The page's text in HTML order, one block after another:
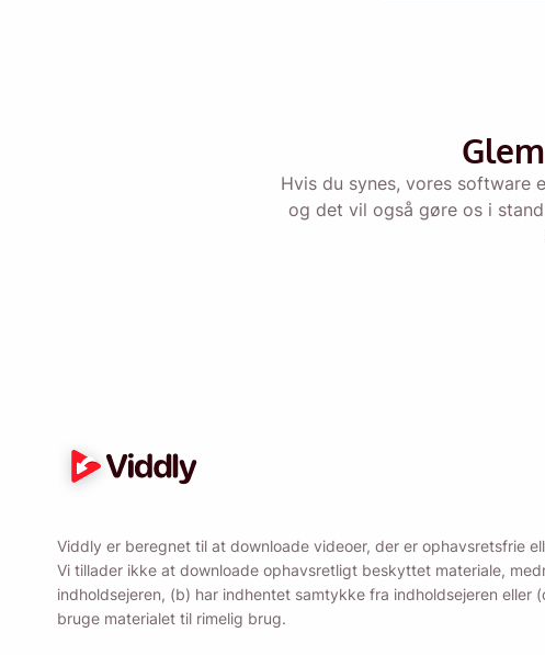
Hvis du synes, vores
og det vil også gøre os i
Viddly er beregnet til at downloade videoer, der er ophavsretsfrie
Vi tillader ikke at downloade ophavsretligt beskyttet materiale,
indholdsejeren, (b) har indhentet samtykke fra indholdsejeren eller
bruge materialet til rimelig brug.
Ved at markere denne